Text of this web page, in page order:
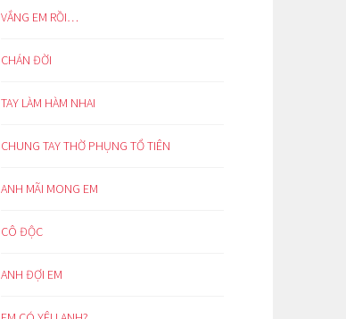
VẮNG EM RỒI…
CHÁN ĐỜI
TAY LÀM HÀM NHAI
CHUNG TAY THỜ PHỤNG TỔ TIÊN
ANH MÃI MONG EM
CÔ ĐỘC
ANH ĐỢI EM